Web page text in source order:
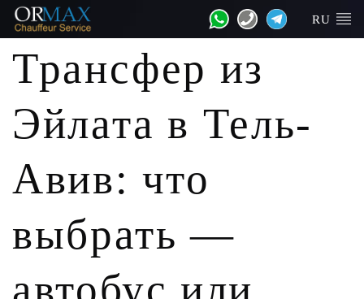
RU
Трансфер из
Эйлата в Тель-
Авив: что
выбрать —
автобус или